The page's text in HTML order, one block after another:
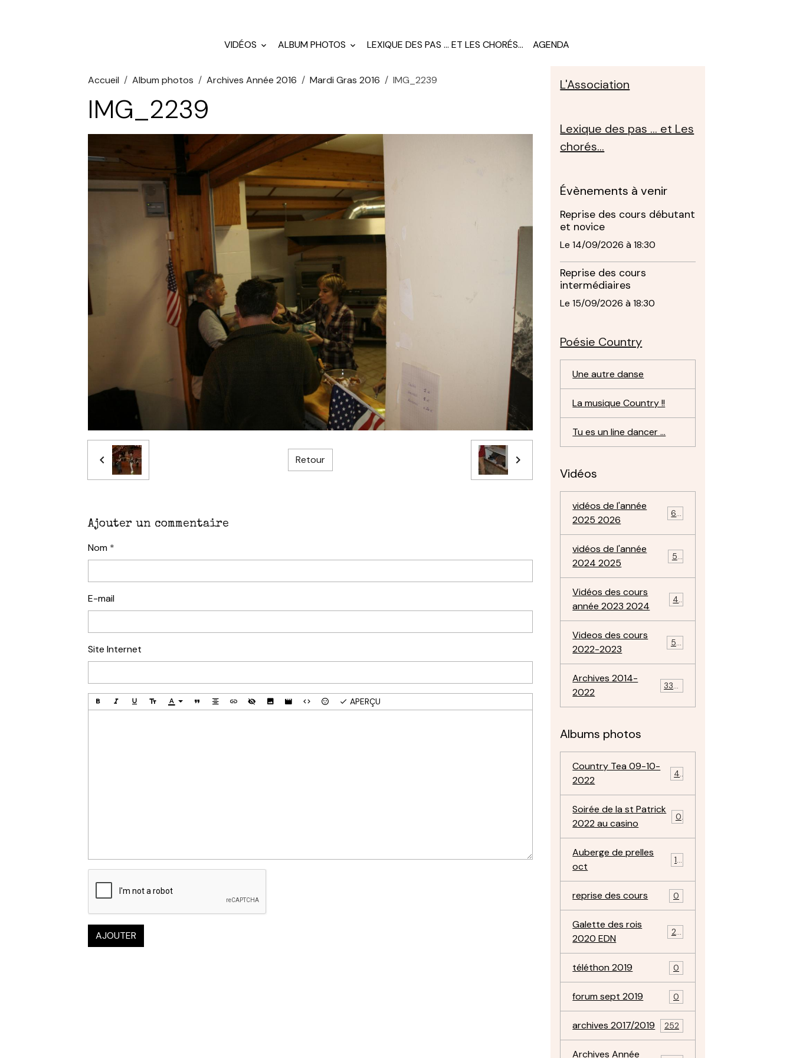
VIDÉOS ALBUM PHOTOS LEXIQUE DES PAS ... ET LES CHORÉS... AGENDA
Accueil Album photos Archives Année 2016 Mardi Gras 2016 IMG_2239
IMG_2239
Retour
Ajouter un commentaire
Nom
E-mail
Site Internet
APERÇU
AJOUTER
L'Association
Lexique des pas ... et Les
chorés...
Évènements à venir
Reprise des cours débutant
et novice
Le 14/09/2026 à 18:30
Reprise des cours
intermédiaires
Le 15/09/2026 à 18:30
Poésie Country
Une autre danse
La musique Country !!
Tu es un line dancer ...
Vidéos
vidéos de l'année
2025 2026
69
vidéos de l'année
2024 2025
57
Vidéos des cours
année 2023 2024
47
Videos des cours
2022-2023
50
Archives 2014-
2022
334
Albums photos
Country Tea 09-10-
2022
4
Soirée de la st Patrick
2022 au casino
0
Auberge de prelles
oct
11
reprise des cours 0
Galette des rois
2020 EDN
22
téléthon 2019 0
forum sept 2019 0
archives 2017/2019 252
Archives Année